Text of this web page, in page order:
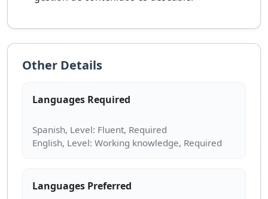
Other Details
Languages Required
Spanish, Level: Fluent, Required
Languages Preferred